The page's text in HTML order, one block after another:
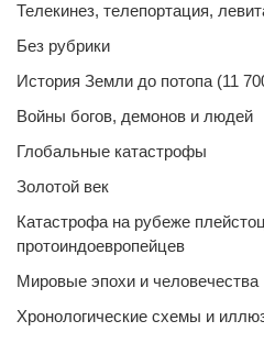
Телекинез, телепортация,
Без рубрики
История Земли до потопа (11
Войны богов, демонов и людей
Глобальные катастрофы
Золотой век
Катастрофа на рубеже
протоиндоевропейцев
Мировые эпохи и человечества
Хронологические схемы и